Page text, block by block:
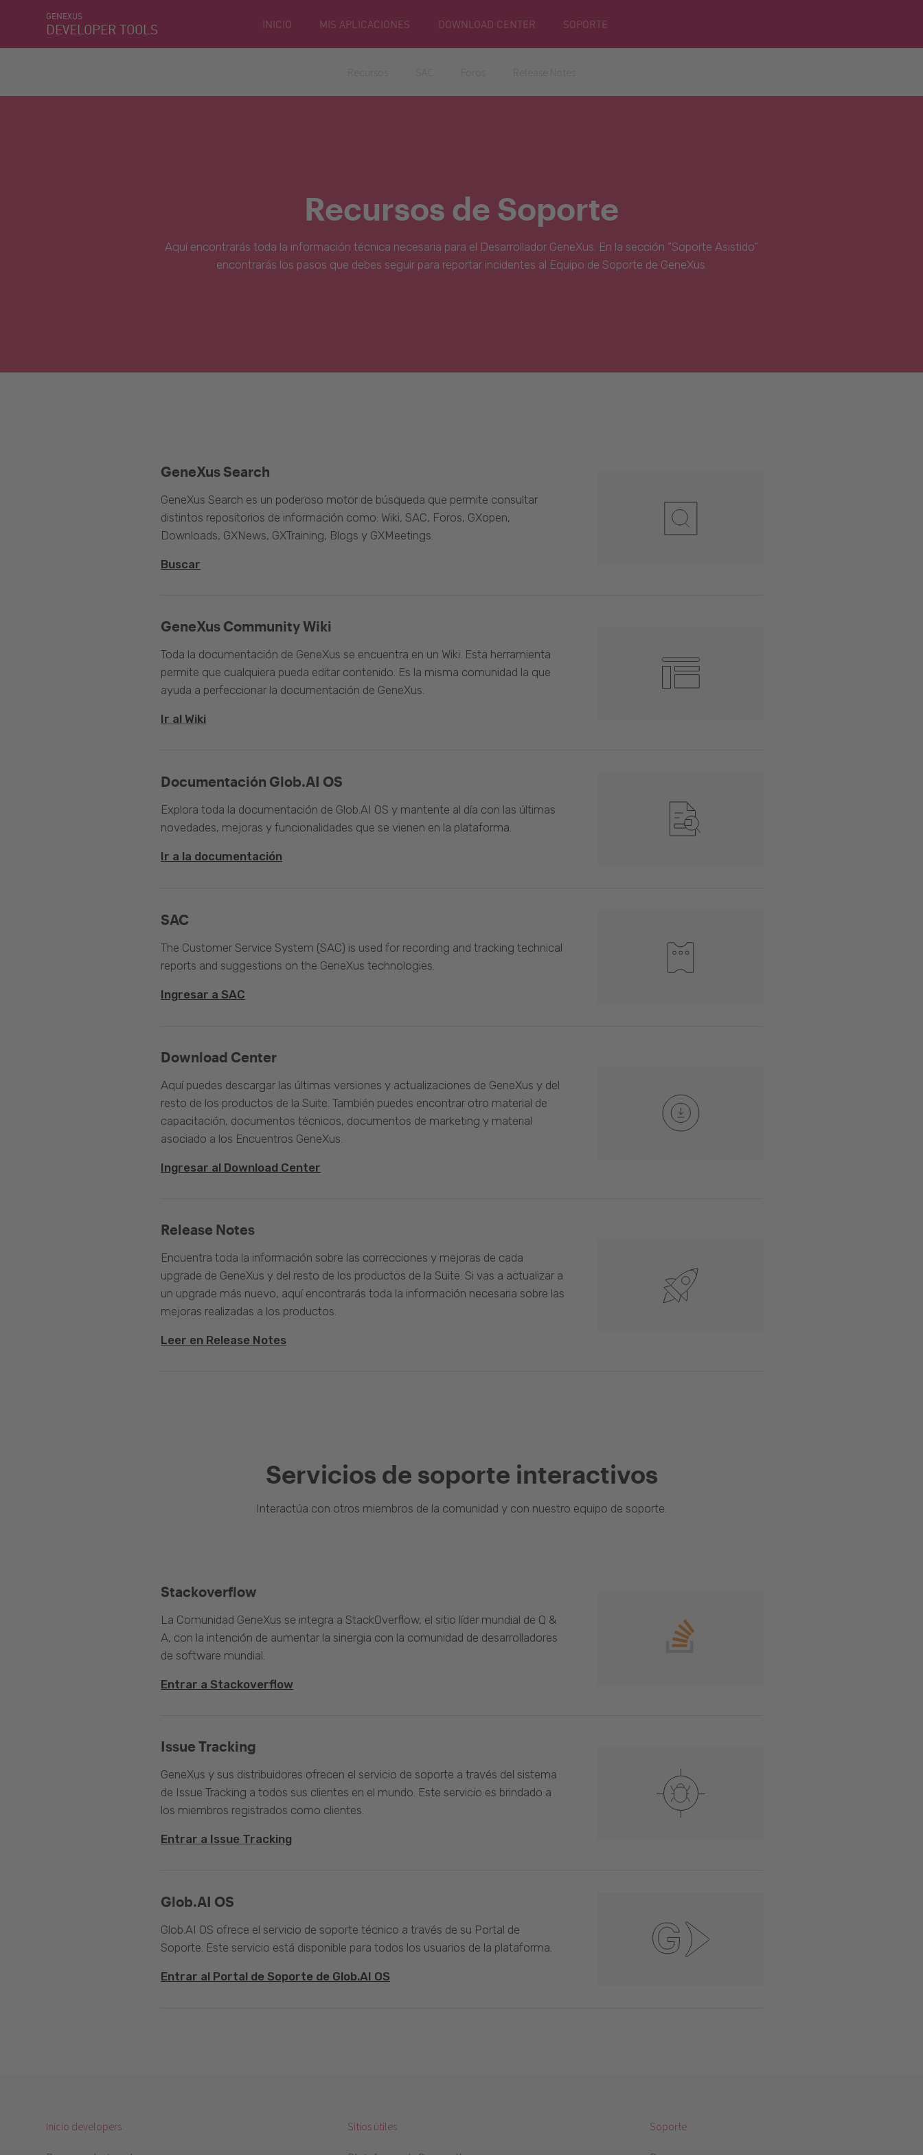
GENEXUS
DEVELOPER TOOLS INICIO MIS APLICACIONES DOWNLOAD CENTER SOPORTE
Recursos de Soporte
Aquí encontrarás toda la información técnica necesaria para el Desarrollador GeneXus. En la sección “Soporte Asistido”
encontrarás los pasos que debes seguir para reportar incidentes al Equipo de Soporte de GeneXus.
GeneXus Community Wiki
Toda la documentación de GeneXus se encuentra en un Wiki. Esta herramienta
permite que cualquiera pueda editar contenido. Es la misma comunidad la que
ayuda a perfeccionar la documentación de GeneXus.
Ir al Wiki
GeneXus Search
GeneXus Search es un poderoso motor de búsqueda que permite consultar
distintos repositorios de información como: Wiki, SAC, Foros, GXopen,
Downloads, GXNews, GXTraining, Blogs y GXMeetings.
Buscar
Documentación Glob.AI OS
Explora toda la documentación de Glob.AI OS y mantente al día con las últimas
novedades, mejoras y funcionalidades que se vienen en la plataforma.
Ir a la documentación
SAC
The Customer Service System (SAC) is used for recording and tracking technical
reports and suggestions on the GeneXus technologies.
Ingresar a SAC
Download Center
Aquí puedes descargar las últimas versiones y actualizaciones de GeneXus y del
resto de los productos de la Suite. También puedes encontrar otro material de
capacitación, documentos técnicos, documentos de marketing y material
asociado a los Encuentros GeneXus.
Ingresar al Download Center
Release Notes
Encuentra toda la información sobre las correcciones y mejoras de cada
upgrade de GeneXus y del resto de los productos de la Suite. Si vas a actualizar a
un upgrade más nuevo, aquí encontrarás toda la información necesaria sobre las
mejoras realizadas a los productos.
Leer en Release Notes
Servicios de soporte interactivos
Interactúa con otros miembros de la comunidad y con nuestro equipo de soporte.
Stackoverflow
La Comunidad GeneXus se integra a StackOverflow, el sitio líder mundial de Q &
A, con la intención de aumentar la sinergia con la comunidad de desarrolladores
de software mundial.
Entrar a Stackoverflow
Issue Tracking
GeneXus y sus distribuidores ofrecen el servicio de soporte a través del sistema
de Issue Tracking a todos sus clientes en el mundo. Este servicio es brindado a
los miembros registrados como clientes.
Entrar a Issue Tracking
Glob.AI OS
Glob.AI OS ofrece el servicio de soporte técnico a través de su Portal de
Soporte. Este servicio está disponible para todos los usuarios de la plataforma.
Entrar al Portal de Soporte de Glob.AI OS
Inicio developers Sitios útiles Soporte